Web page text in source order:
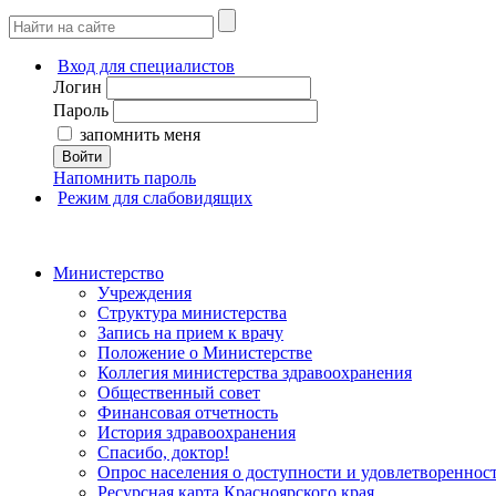
Вход для специалистов
Логин
Пароль
запомнить меня
Войти
Напомнить пароль
Режим для слабовидящих
Министерство
Учреждения
Структура министерства
Запись на прием к врачу
Положение о Министерстве
Коллегия министерства здравоохранения
Общественный совет
Финансовая отчетность
История здравоохранения
Спасибо, доктор!
Опрос населения о доступности и
Ресурсная карта Красноярского края